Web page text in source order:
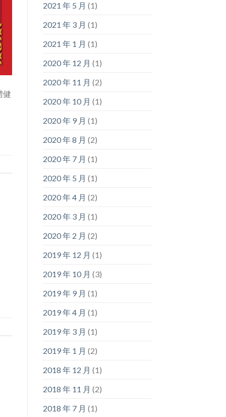
健
2021 年 5 月 (1)
2021 年 3 月 (1)
2021 年 1 月 (1)
2020 年 12 月 (1)
2020 年 11 月 (2)
2020 年 10 月 (1)
2020 年 9 月 (1)
2020 年 8 月 (2)
2020 年 7 月 (1)
2020 年 5 月 (1)
2020 年 4 月 (2)
2020 年 3 月 (1)
2020 年 2 月 (2)
2019 年 12 月 (1)
2019 年 10 月 (3)
2019 年 9 月 (1)
2019 年 4 月 (1)
2019 年 3 月 (1)
2019 年 1 月 (2)
2018 年 12 月 (1)
2018 年 11 月 (2)
2018 年 7 月 (1)